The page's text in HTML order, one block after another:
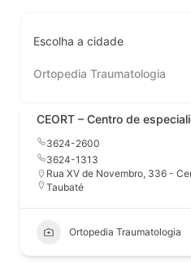
Escolha a cidade
Ortopedia Traumatologia
CEORT – Centro de
3624-2600
3624-1313
Rua XV de Novembro, 336 -
Taubaté
Ortopedia Traumatologia